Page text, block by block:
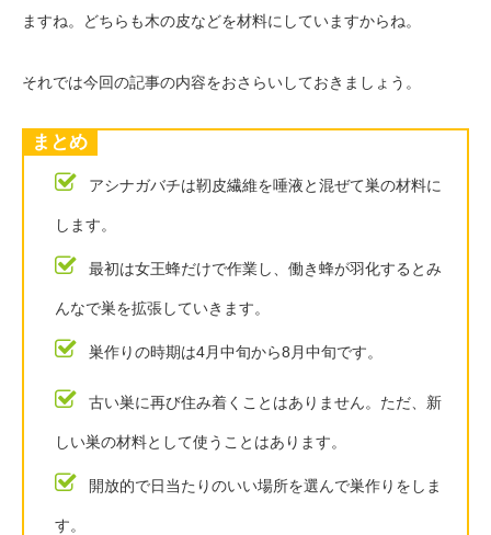
ますね。どちらも木の皮などを材料にしていますからね。
それでは今回の記事の内容をおさらいしておきましょう。
まとめ
アシナガバチは靭皮繊維を唾液と混ぜて巣の材料に
します。
最初は女王蜂だけで作業し、働き蜂が羽化するとみ
んなで巣を拡張していきます。
巣作りの時期は4月中旬から8月中旬です。
古い巣に再び住み着くことはありません。ただ、新
しい巣の材料として使うことはあります。
開放的で日当たりのいい場所を選んで巣作りをしま
す。